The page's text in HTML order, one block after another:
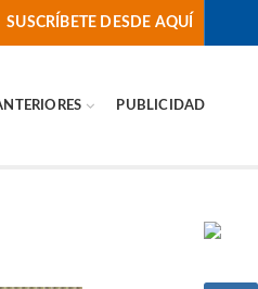
SUSCRÍBETE DESDE AQUÍ
PUBLICIDAD